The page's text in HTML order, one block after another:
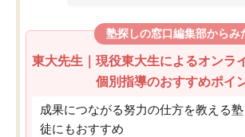
塾探しの窓口編集部からみ
東大先生｜現役東大生によるオンラ
個別指導のおすすめポイ
成果につながる努力の仕方を教える
徒にもおすすめ